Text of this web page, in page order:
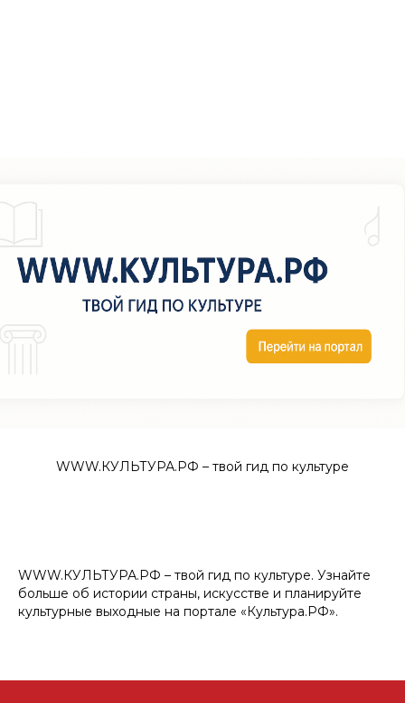
WWW.КУЛЬТУРА.РФ – твой гид по культуре
WWW.КУЛЬТУРА.РФ – твой гид по культуре. Узнайте
больше об истории страны, искусстве и планируйте
культурные выходные на портале «Культура.РФ».